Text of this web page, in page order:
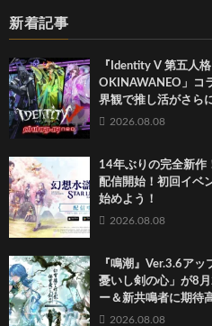
新着記事
『Identity V 第五人
OKINAWANEO」コ
界観で推し活がさら
2026.08.08
14年ぶりの完全新作
配信開始！初回イベ
始めよう！
2026.08.08
『鳴潮』Ver.3.6ア
憂いし剣の心」が8
ー＆新共鳴者に期待
2026.08.08